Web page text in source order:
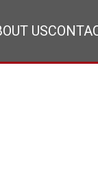
US